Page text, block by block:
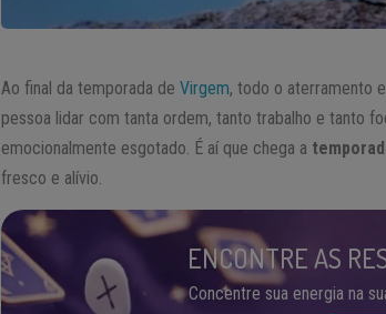
Ao final da temporada deVirgem, todo o aterramento
pessoa lidar com tanta ordem, tanto trabalho e tanto
emocionalmente esgotado. É aí que chega a
fresco e alívio.
ENCONTRE AS
Concentre sua energia na